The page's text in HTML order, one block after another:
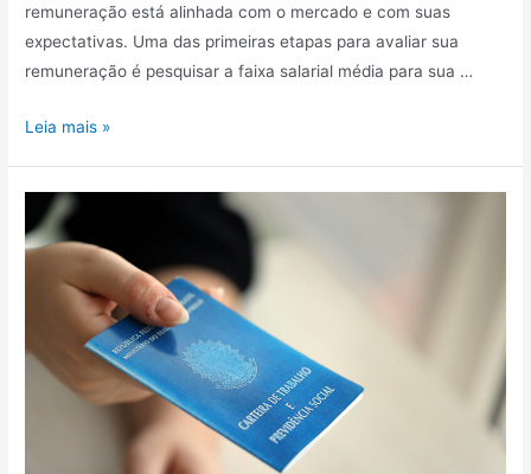
remuneração está alinhada com o mercado e com suas
expectativas. Uma das primeiras etapas para avaliar sua
remuneração é pesquisar a faixa salarial média para sua …
Leia mais »